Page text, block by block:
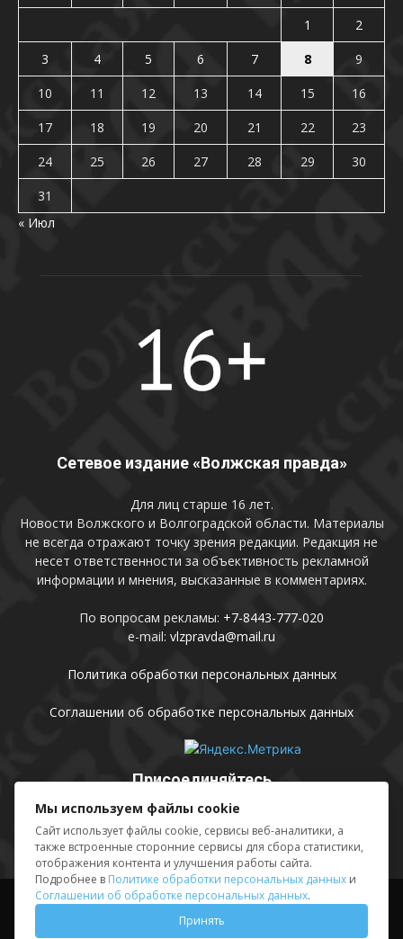
1
2
3
4 5 6 7 8
9
10
11 12 13 14 15
16
17
18 19 20 21 22
23
24
25 26 27 28 29
30
31
« Июл
Сетевое издание «Волжская правда»
Для лиц старше 16 лет.
Новости Волжского и Волгоградской области. Материалы
не всегда отражают точку зрения редакции. Редакция не
несет ответственности за объективность рекламной
информации и мнения, высказанные в комментариях.
По вопросам рекламы: +7-8443-777-020
e-mail: vlzpravda@mail.ru
Политика обработки персональных данных
Соглашении об обработке персональных данных
Присоединяйтесь
Выходные данные Sing in
© АМУ «Редакция газеты «Волжская правда», 2012-2026
Мы используем файлы cookie
Сайт использует файлы cookie, сервисы веб-аналитики, а
также встроенные сторонние сервисы для сбора статистики,
отображения контента и улучшения работы сайта.
Подробнее в Политике обработки персональных данных и
Соглашении об обработке персональных данных.
Принять